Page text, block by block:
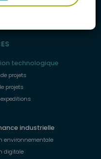
technologique
projets
projets
industrielle
environnementale
digitale